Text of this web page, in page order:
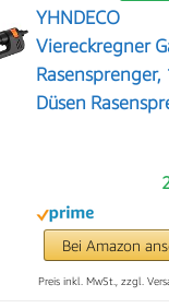
YHNDECO
Viereckregner
Rasensprenger,
Düsen
Flächen von
m², Comfort
Rasensprinkler
Rasen
Bei Amazon
Preis inkl. MwSt., zzgl.